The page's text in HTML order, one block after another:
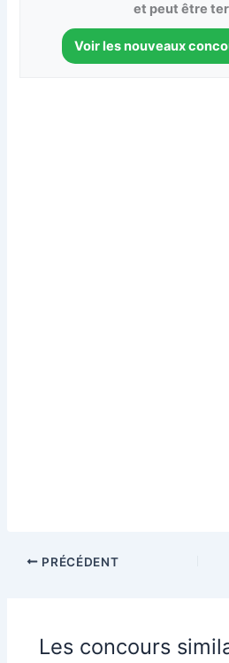
et peut être
Voir les nouveaux
PRÉCÉDENT
Les concours